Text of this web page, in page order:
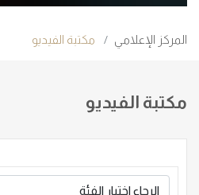
المركز الإعلامي مكتبة الفيديو
مكتبة الفيديو